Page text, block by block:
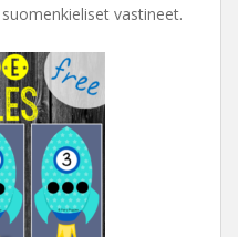
vastineet.